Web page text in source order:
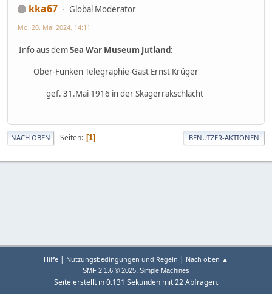
kka67 Global Moderator
Mo, 20. Mai 2024, 14:11
Info aus demSea War Museum Jutland:
Ober-Funken Telegraphie-Gast Ernst Krüger
gef. 31.Mai 1916 in der Skagerrakschlacht
NACH OBEN Seiten 1 BENUTZER-AKTIONEN
Hilfe | Nutzungsbedingungen und Regeln | Nach oben ▲
SMF 2.1.6 © 2025, Simple Machines
Seite erstellt in 0.131 Sekunden mit 22 Abfragen.